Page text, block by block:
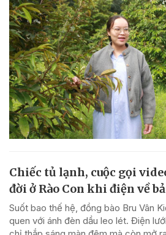
Chiếc tủ lạnh, cuộc gọi
đời ở Rào Con khi điện về
Suốt bao thế hệ, đồng bào Bru Vân
quen với ánh đèn dầu leo lét. Điện